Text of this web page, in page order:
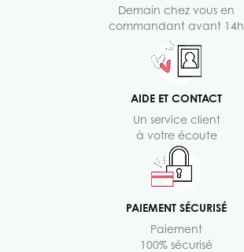
Demain chez vous en
commandant avant 14h
AIDE ET CONTACT
Un service client
à votre écoute
PAIEMENT SÉCURISÉ
Paiement
100% sécurisé